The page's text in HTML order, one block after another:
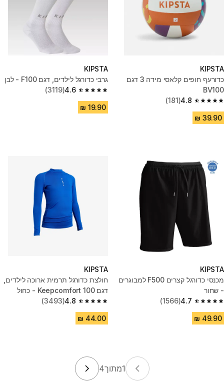
KIPSTA
כדורעף חופים קלאסי מידה 3 דגם
BV100
4.8
4.8 out of 5 stars from 181 reviews
(181)
KIPSTA
גרבי כדורגל לילדים, דגם F100 - לבן
4.6
4.6 out of 5 stars from 3119 reviews
(3119)
KIPSTA
מכנסי כדורגל קצרים F500 למבוגרים
- שחור
4.7
4.7 out of 5 stars from 1566 reviews
(1566)
KIPSTA
חולצת כדורגל תרמית ארוכה לילדים,
דגם Keepcomfort 100 - כחול
4.8
4.8 out of 5 stars from 3493 reviews
(3493)
1מתוך4